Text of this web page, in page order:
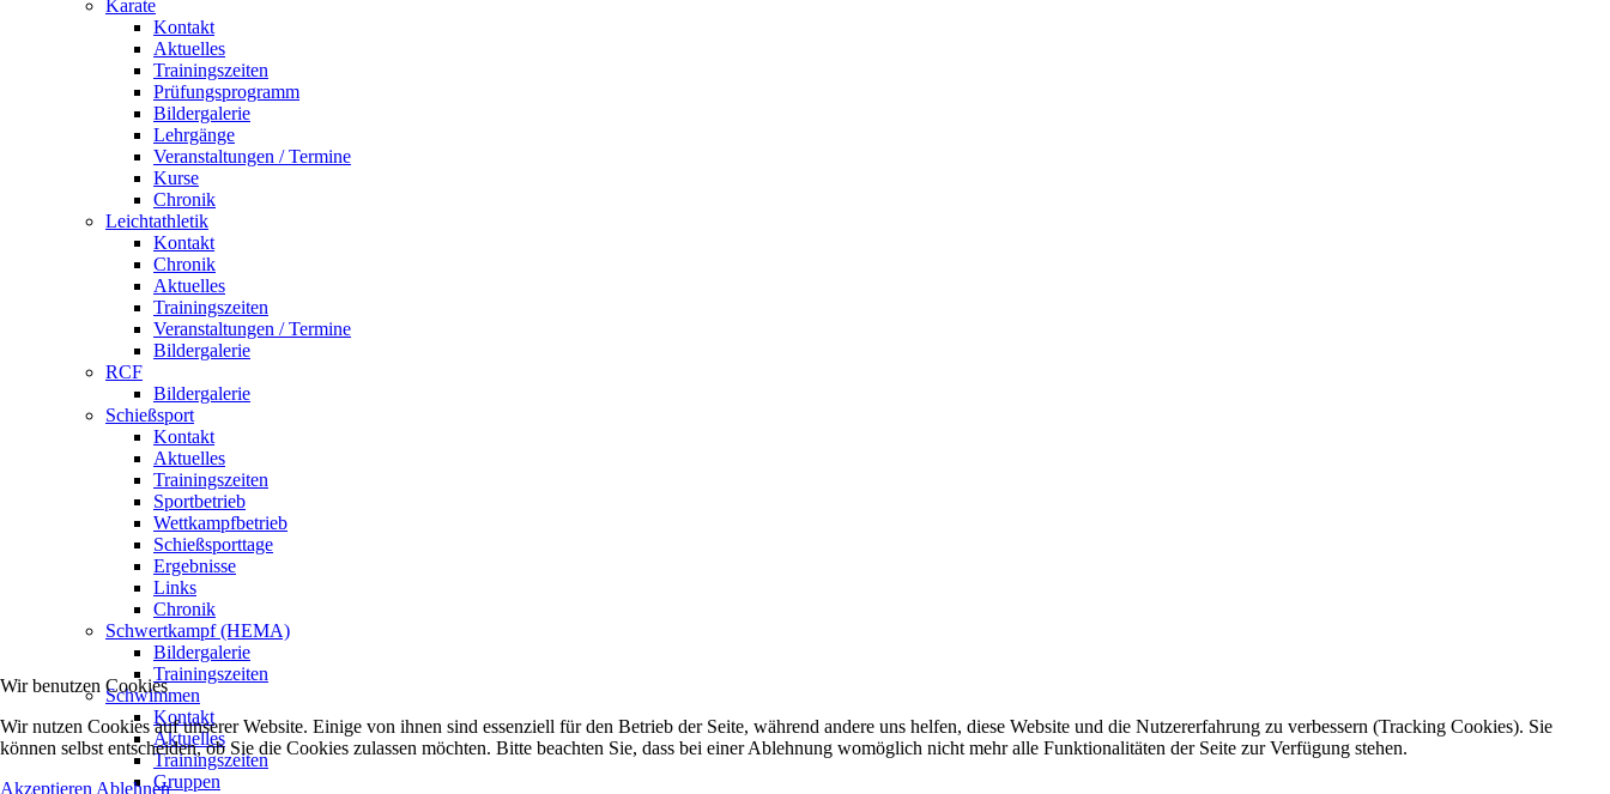
Karate
Kontakt
Aktuelles
Trainingszeiten
Prüfungsprogramm
Bildergalerie
Lehrgänge
Veranstaltungen / Termine
Kurse
Chronik
Leichtathletik
Kontakt
Chronik
Aktuelles
Trainingszeiten
Veranstaltungen / Termine
Bildergalerie
RCF
Bildergalerie
Schießsport
Kontakt
Aktuelles
Trainingszeiten
Sportbetrieb
Wettkampfbetrieb
Schießsporttage
Ergebnisse
Links
Chronik
Schwertkampf (HEMA)
Bildergalerie
Trainingszeiten
Schwimmen
Kontakt
Aktuelles
Trainingszeiten
Gruppen
Wir benutzen Cookies
Wir nutzen Cookies auf unserer Website. Einige von ihnen sind essenziell für den Betrieb der Seite, während andere uns helfen, diese Website und die Nutzererfahrung zu verbessern (Tracking Cookies). Sie
können selbst entscheiden, ob Sie die Cookies zulassen möchten. Bitte beachten Sie, dass bei einer Ablehnung womöglich nicht mehr alle Funktionalitäten der Seite zur Verfügung stehen.
Akzeptieren Ablehnen